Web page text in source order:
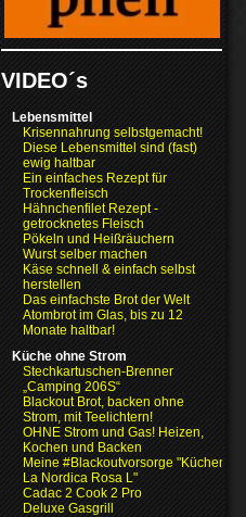
VIDEO´s
Lebensmittel
Krisennahrung selbstgemacht!
Diese Lebensmittel sind (fast)
ewig haltbar
Ein einfaches Rezept für
Trockenfleisch
Hähnchenfilet Rezept -
getrocknetes Fleisch
Pökeln und Heißräuchern
Wurst selber machen
Käse schnell & einfach selbst
herstellen
Das einfachste Brot der Welt
Atombrot im Glas, bis zu 12
Monate haltbar!
Küche ohne Strom
Stechkartuschen-Brenner
„Camping 206S“
Blackout Brot, backen ohne
Strom, mit Teelichtern!
OHNE Strom und Gas! Heizen,
Kochen und Backen
Meine #Blackoutvorsorge "Küchenofen
La Nordica Rosa L"
Cadac 2 Cook 2 Pro
Deluxe Gasgrill